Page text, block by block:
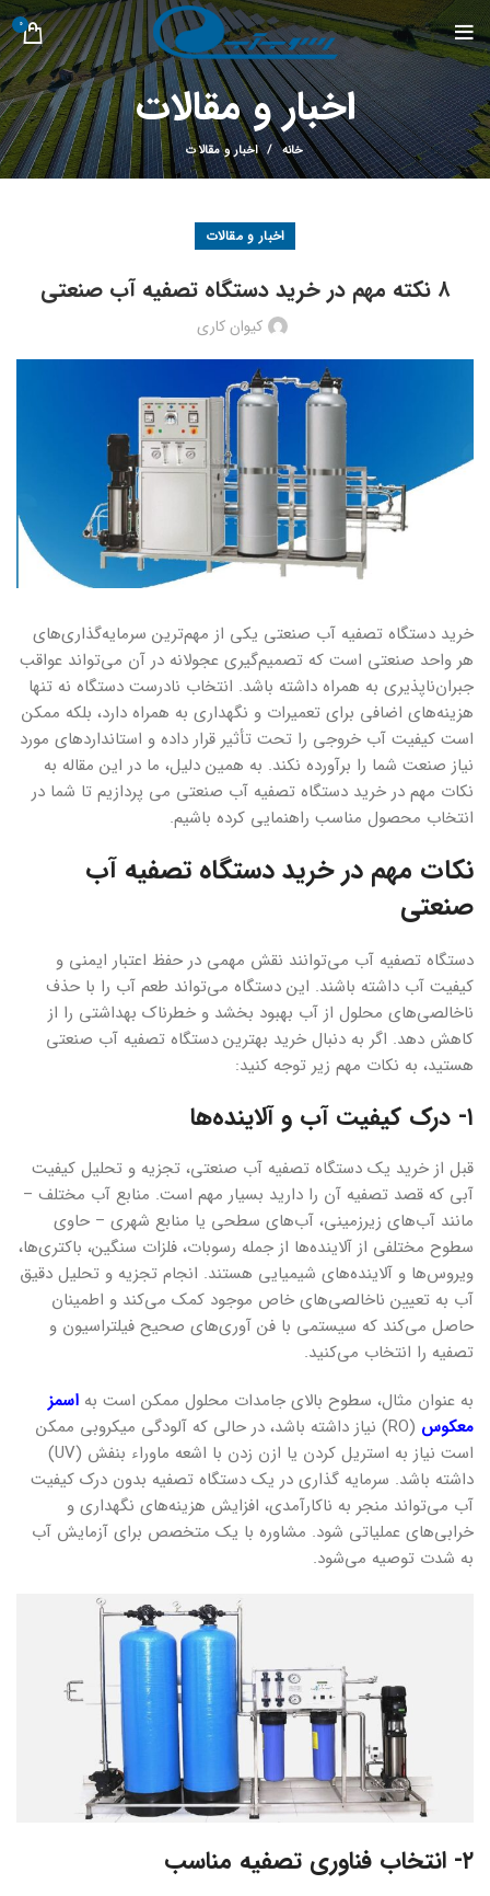
0
اخبار و مقالات
خانه اخبار و مقالات
اخبار و مقالات
۸ نکته مهم در خرید دستگاه تصفیه آب صنعتی
کیوان کاری
خرید دستگاه تصفیه آب صنعتی یکی از مهم‌ترین سرمایه‌گذاری‌های
هر واحد صنعتی است که تصمیم‌گیری عجولانه در آن می‌تواند عواقب
جبران‌ناپذیری به همراه داشته باشد. انتخاب نادرست دستگاه نه تنها
هزینه‌های اضافی برای تعمیرات و نگهداری به همراه دارد، بلکه ممکن
است کیفیت آب خروجی را تحت تأثیر قرار داده و استانداردهای مورد
نیاز صنعت شما را برآورده نکند. به همین دلیل، ما در این مقاله به
نکات مهم در خرید دستگاه تصفیه آب صنعتی می پردازیم تا شما در
انتخاب محصول مناسب راهنمایی کرده باشیم.
نکات مهم در خرید دستگاه تصفیه آب
صنعتی
دستگاه تصفیه آب می‌توانند نقش مهمی در حفظ اعتبار ایمنی و
کیفیت آب داشته باشند. این دستگاه می‌تواند طعم آب را با حذف
ناخالصی‌های محلول از آب بهبود بخشد و خطرناک بهداشتی را از
کاهش دهد. اگر به دنبال خرید بهترین دستگاه تصفیه آب صنعتی
هستید، به نکات مهم زیر توجه کنید:
۱- درک کیفیت آب و آلاینده‌ها
قبل از خرید یک دستگاه تصفیه آب صنعتی، تجزیه و تحلیل کیفیت
آبی که قصد تصفیه آن را دارید بسیار مهم است. منابع آب مختلف –
مانند آب‌های زیرزمینی، آب‌های سطحی یا منابع شهری – حاوی
سطوح مختلفی از آلاینده‌ها از جمله رسوبات، فلزات سنگین، باکتری‌ها،
ویروس‌ها و آلاینده‌های شیمیایی هستند. انجام تجزیه و تحلیل دقیق
آب به تعیین ناخالصی‌های خاص موجود کمک می‌کند و اطمینان
حاصل می‌کند که سیستمی با فن آوری‌های صحیح فیلتراسیون و
تصفیه را انتخاب می‌کنید.
به عنوان مثال، سطوح بالای جامدات محلول ممکن است به اسمز
معکوس
(RO) نیاز داشته باشد، در حالی که آلودگی میکروبی ممکن
است نیاز به استریل کردن یا ازن زدن با اشعه ماوراء بنفش (UV)
داشته باشد. سرمایه گذاری در یک دستگاه تصفیه بدون درک کیفیت
آب می‌تواند منجر به ناکارآمدی، افزایش هزینه‌های نگهداری و
خرابی‌های عملیاتی شود. مشاوره با یک متخصص برای آزمایش آب
به شدت توصیه می‌شود.
۲- انتخاب فناوری تصفیه مناسب